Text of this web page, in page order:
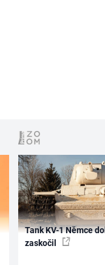
Tank KV-1 Němce
zaskočil